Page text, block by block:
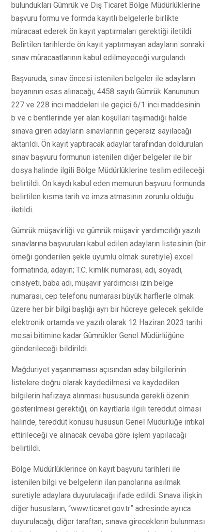
bulundukları Gümrük ve Dış Ticaret Bölge Müdürlüklerine
başvuru formu ve formda kayıtlı belgelerle birlikte
müracaat ederek ön kayıt yaptırmaları gerektiği iletildi.
Belirtilen tarihlerde ön kayıt yaptırmayan adayların sonraki
sınav müracaatlarının kabul edilmeyeceği vurgulandı.
Başvuruda, sınav öncesi istenilen belgeler ile adayların
beyanının esas alınacağı, 4458 sayılı Gümrük Kanununun
227 ve 228 inci maddeleri ile geçici 6/1 inci maddesinin
b ve c bentlerinde yer alan koşulları taşımadığı halde
sınava giren adayların sınavlarının geçersiz sayılacağı
aktarıldı. Ön kayıt yaptıracak adaylar tarafından doldurulan
sınav başvuru formunun istenilen diğer belgeler ile bir
dosya halinde ilgili Bölge Müdürlüklerine teslim edileceği
belirtildi. Ön kaydı kabul eden memurun başvuru formunda
belirtilen kısma tarih ve imza atmasının zorunlu olduğu
iletildi.
Gümrük müşavirliği ve gümrük müşavir yardımcılığı yazılı
sınavlarına başvuruları kabul edilen adayların listesinin (bir
örneği gönderilen şekle uyumlu olmak suretiyle) excel
formatında, adayın; T.C. kimlik numarası, adı, soyadı,
cinsiyeti, baba adı, müşavir yardımcısı izin belge
numarası, cep telefonu numarası büyük harflerle olmak
üzere her bir bilgi başlığı ayrı bir hücreye gelecek şekilde
elektronik ortamda ve yazılı olarak 12 Haziran 2023 tarihi
mesai bitimine kadar Gümrükler Genel Müdürlüğüne
gönderileceği bildirildi.
Mağduriyet yaşanmaması açısından aday bilgilerinin
listelere doğru olarak kaydedilmesi ve kaydedilen
bilgilerin hafızaya alınması hususunda gerekli özenin
gösterilmesi gerektiği, ön kayıtlarla ilgili tereddüt olması
halinde, tereddüt konusu hususun Genel Müdürlüğe intikal
ettirileceği ve alınacak cevaba göre işlem yapılacağı
belirtildi.
Bölge Müdürlüklerince ön kayıt başvuru tarihleri ile
istenilen bilgi ve belgelerin ilan panolarına asılmak
suretiyle adaylara duyurulacağı ifade edildi. Sınava ilişkin
diğer hususların, “www.ticaret.gov.tr” adresinde ayrıca
duyurulacağı, diğer taraftan; sınava gireceklerin bulunması